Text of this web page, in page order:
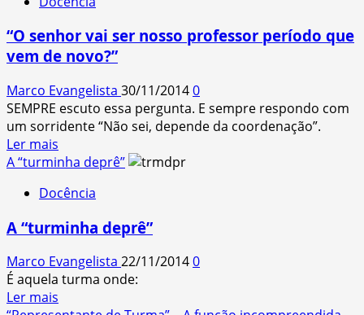
3
zonas
de
na
sala
de
aula
“O senhor vai ser nosso professor período que
vem de novo?”
Marco Evangelista 30/11/20140
SEMPRE escuto essa pergunta. E sempre respondo com
um sorridente “Não sei, depende da coordenação”.
Ler mais
more
“O
vai
nosso
professor
período
A “turminha deprê”
Docência
A “turminha deprê”
Marco Evangelista 22/11/20140
É aquela turma onde:
Ler mais